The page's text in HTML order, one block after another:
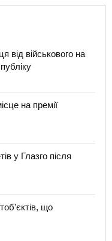
від військового на
на премії
у Глазго після
що